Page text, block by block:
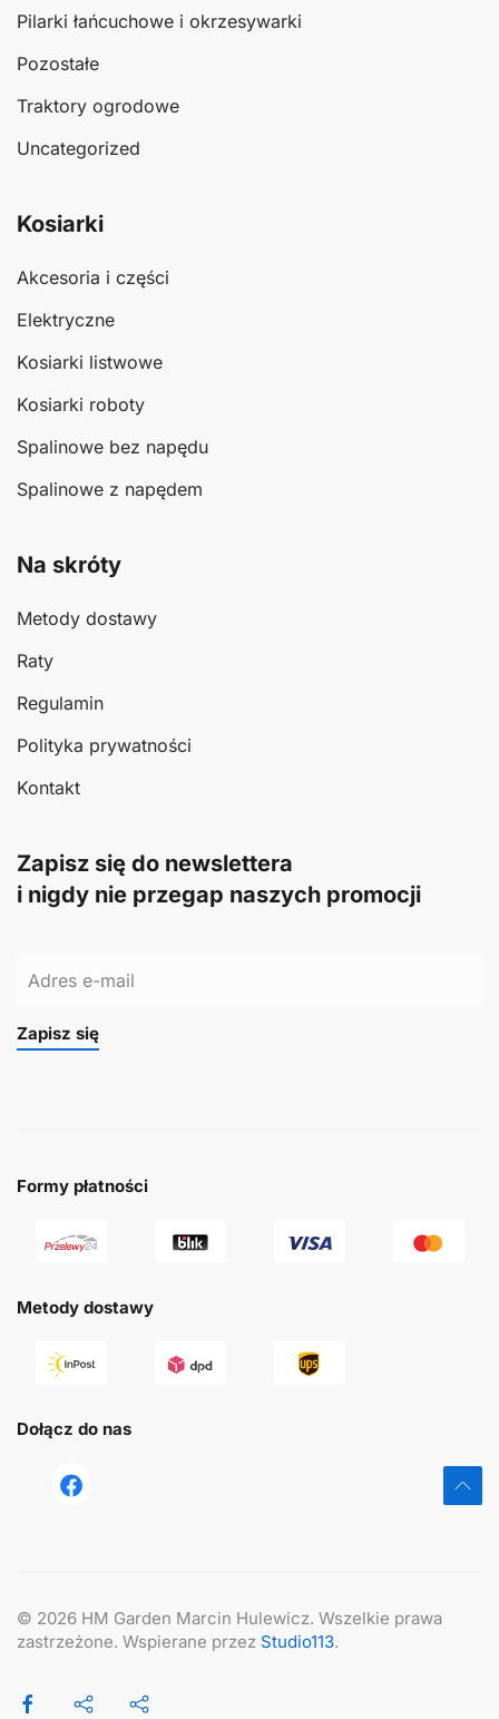
Pilarki łańcuchowe i okrzesywarki
Pozostałe
Traktory ogrodowe
Uncategorized
Kosiarki
Akcesoria i części
Elektryczne
Kosiarki listwowe
Kosiarki roboty
Spalinowe bez napędu
Spalinowe z napędem
Na skróty
Metody dostawy
Raty
Regulamin
Polityka prywatności
Kontakt
Zapisz się do newslettera
i nigdy nie przegap naszych promocji
Zapisz się
Formy płatności
Metody dostawy
Dołącz do nas
© 2026 HM Garden Marcin Hulewicz. Wszelkie prawa
zastrzeżone. Wspierane przez Studio113.